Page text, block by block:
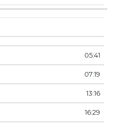
05:41
07:19
13:16
16:29